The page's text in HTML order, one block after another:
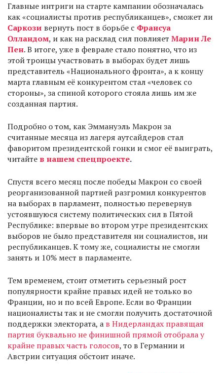
Главные интриги на старте кампании обозначалась
как «социалисты против республиканцев», сможет ли
Саркози вернуть пост в борьбе с Франсуа
Олландом, и как на расклад сил повлияет Марин Ле
Пен. В итоге, уже в феврале стало понятно, что из
этой троицы участвовать в выборах будет лишь
представитель «Национального фронта», а к концу
марта главным её конкурентом стал «человек со
стороны», за спиной которого стояла лишь им же
созданная партия.
Подробно о том, как Эммануэль Макрон за
считанные месяца из лагеря аутсайдеров стал
фаворитом президентской гонки и смог её выиграть,
читайте в нашем спецпроекте.
Спустя всего месяц после победы Макрон со своей
реорганизованной партией разгромил конкурентов
на выборах в парламент, полностью перевернув
устоявшуюся систему политических сил в Пятой
Республике: впервые во втором утре президентских
выборов не было представителя ни социалистов, ни
республиканцев. К тому же, социалисты не смогли
занять и 10% мест в парламенте.
Тем временем, стоит отметить серьезный рост
популярности крайне правых идей не только во
Франции, но и по всей Европе. Если во Франции
националисты так и не смогли получить достаточной
поддержки электората, а в Нидерландах правящая
партия буквально не финишной прямой отобрала у
крайне правых часть голосов, то в Германии и
Австрии ситуация обстоит иначе.